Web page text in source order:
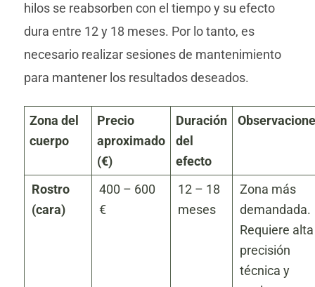
hilos se reabsorben con el tiempo y su efecto
dura entre 12 y 18 meses. Por lo tanto, es
necesario realizar sesiones de mantenimiento
para mantener los resultados deseados.
Zona del
cuerpo
Precio
aproximado
(€)
Duración
del
efecto
Rostro
(cara)
400 – 600
€
12 – 18
meses
Zona más
demandada.
Requiere alta
precisión
técnica y